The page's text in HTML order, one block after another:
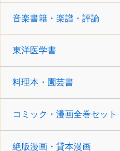
音楽書籍・楽譜・評論
東洋医学書
料理本・園芸書
コミック・漫画全巻セット
絶版漫画・貸本漫画